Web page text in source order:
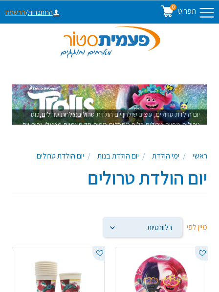
תפריט 0
התחברות/הרשמה
יום הולדת טרולים, עיצוב שולחן יום הולדת טרולים:צלחת טרולים,כוס
טרולים,מפיות טרולים,כלים מתכלים,מפות חד פעמיות מטאלי,נרות יום
ראשי ימי הולדת יום הולדת בנות יום הולדת טרולים
יום הולדת טרולים
מיין לפי